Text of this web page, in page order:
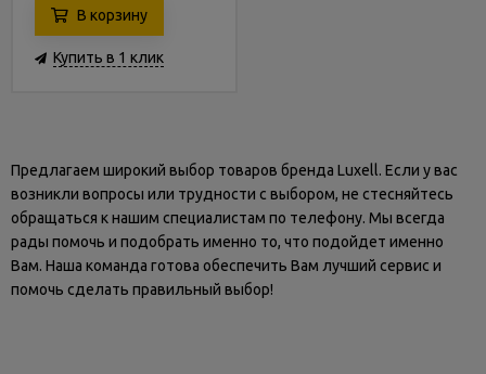
В корзину
Купить в 1 клик
Предлагаем широкий выбор товаров бренда Luxell. Если у вас
возникли вопросы или трудности с выбором, не стесняйтесь
обращаться к нашим специалистам по телефону. Мы всегда
рады помочь и подобрать именно то, что подойдет именно
Вам. Наша команда готова обеспечить Вам лучший сервис и
помочь сделать правильный выбор!